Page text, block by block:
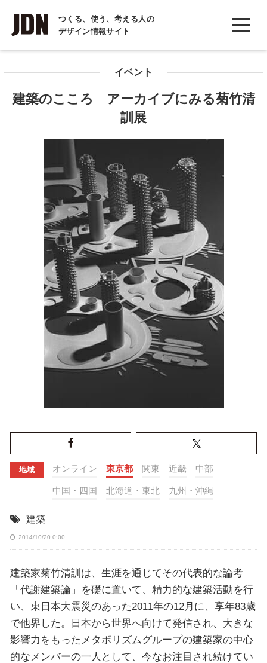
つくる、使う、考える人の
デザイン情報サイト
INTERVIEW
インタビュー
イベント
建築のこころ アーカイブにみる菊竹清
訓展
地域 オンライン 東京都 関東 近畿 中部
中国・四国 北海道・東北 九州・沖縄
建築
2014/10/20 0:00
建築家菊竹清訓は、生涯を通じてその代表的な論考
「代謝建築論」を礎に置いて、精力的な建築活動を行
い、東日本大震災のあった2011年の12月に、享年83歳
で他界した。日本から世界へ向けて発信され、大きな
影響力をもったメタボリズムグループの建築家の中心
的なメンバーの一人として、今なお注目され続けてい